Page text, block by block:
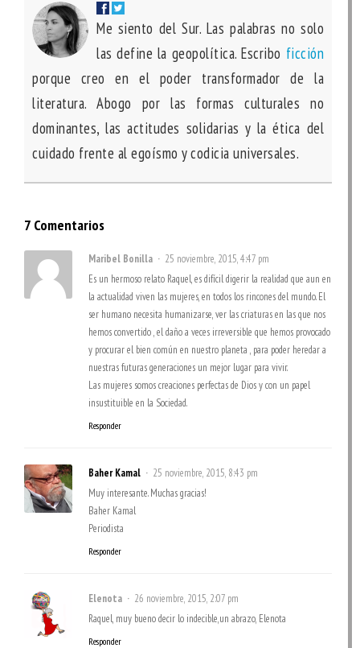
Me siento del Sur. Las palabras no solo
las define la geopolítica. Escribo ficción
porque creo en el poder transformador de la
literatura. Abogo por las formas culturales no
dominantes, las actitudes solidarias y la ética del
cuidado frente al egoísmo y codicia universales.
7 Comentarios
Maribel Bonilla
25 noviembre, 2015, 4:47 pm
Es un hermoso relato Raquel, es difícil digerir la realidad que aun en
la actualidad viven las mujeres, en todos los rincones del mundo. El
ser humano necesita humanizarse, ver las criaturas en las que nos
hemos convertido , el daño a veces irreversible que hemos provocado
y procurar el bien común en nuestro planeta , para poder heredar a
nuestras futuras generaciones un mejor lugar para vivir.
Las mujeres somos creaciones perfectas de Dios y con un papel
insustituible en la Sociedad.
Responder
Baher Kamal
25 noviembre, 2015, 8:43 pm
Muy interesante. Muchas gracias!
Baher Kamal
Periodista
Responder
Elenota
26 noviembre, 2015, 2:07 pm
Raquel, muy bueno decir lo indecible,un abrazo, Elenota
Responder